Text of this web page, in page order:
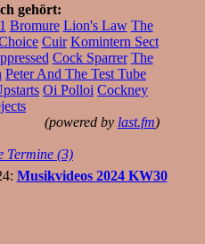
gehört:
Bromure Lion's Law The
Cuir Komintern Sect
Cock Sparrer The
Peter And The Test Tube
Oi Polloi Cockney
(powered by last.fm)
Termine (3)
Musikvideos 2024 KW30